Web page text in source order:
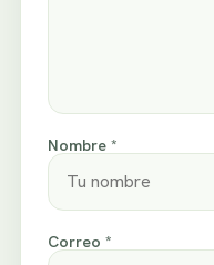
Nombre *
Correo *